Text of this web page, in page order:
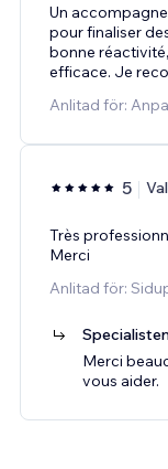
Un
pour finaliser
bonne
efficace. Je
Anlitad för:
5
Très
Merci
Anlitad för:
Merci
vous aider.